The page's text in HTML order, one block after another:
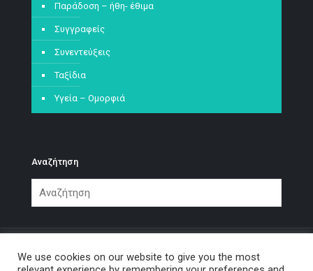
Παράδοση – ήθη- έθιμα
Συγγραφείς
Συνεντεύξεις
Ταξίδια
Υγεία – Ομορφιά
Αναζήτηση
We use cookies on our website to give you the most